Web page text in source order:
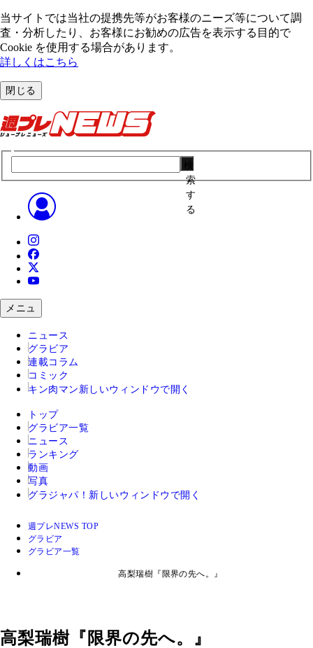
当サイトでは当社の提携先等がお客様のニーズ等について調
査・分析したり、お客様にお勧めの広告を表⽰する⽬的で
Cookie を使⽤する場合があります。
詳しくはこちら
閉じる
索
す
る
メニュ
ニュース
グラビア
連載コラム
コミック
キン肉マン 新しいウィンドウで開く
トップ
グラビア一覧
ニュース
ランキング
動画
写真
グラジャパ！ 新しいウィンドウで開く
週プレNEWS TOP
グラビア
グラビア一覧
高梨瑞樹『限界の先へ。』
高梨瑞樹『限界の先へ。』